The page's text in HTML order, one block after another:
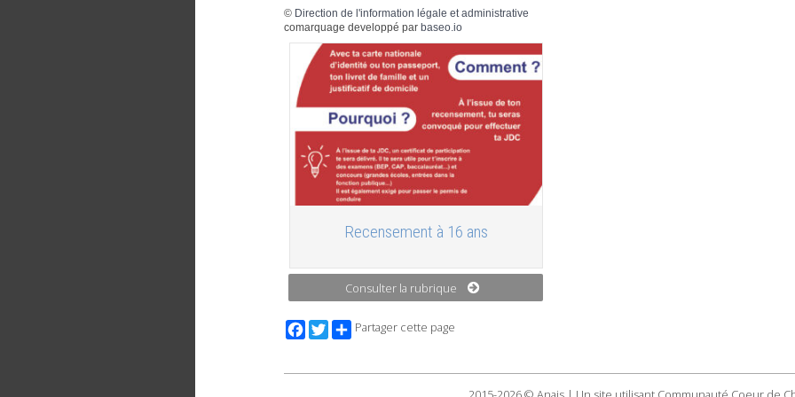
© Direction de l'information légale et administrative
comarquage developpé par baseo.io
Recensement à 16 ans
Consulter la rubrique
Facebook
TwitterPartager cette page